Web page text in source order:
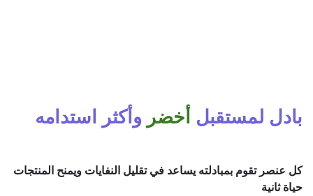
بادل لمستقبل أخضر وأكثر استدامه
كل عنصر تقوم بمبادلته يساعد في تقليل النفايات ويمنح المنتجات
حياة ثانية